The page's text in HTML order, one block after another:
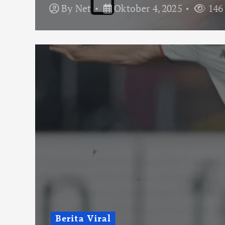
By Net Oktober 4, 2025
Berita Viral